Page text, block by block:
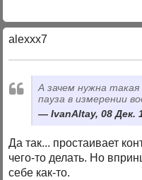
alexxx7
А зачем нужна
пауза в измерении
IvanAltay, 08 Дек.
Да так... простаивает
чего-то делать. Но
себе как-то.